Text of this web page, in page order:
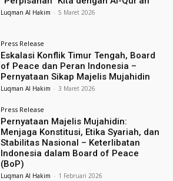
Luqman Al Hakim - 5 Maret 2026
Press Release
Eskalasi Konflik Timur Tengah, Board
of Peace dan Peran Indonesia –
Pernyataan Sikap Majelis Mujahidin
Luqman Al Hakim - 3 Maret 2026
Press Release
Pernyataan Majelis Mujahidin:
Menjaga Konstitusi, Etika Syariah, dan
Stabilitas Nasional – Keterlibatan
Indonesia dalam Board of Peace
(BoP)
Luqman Al Hakim - 1 Februari 2026